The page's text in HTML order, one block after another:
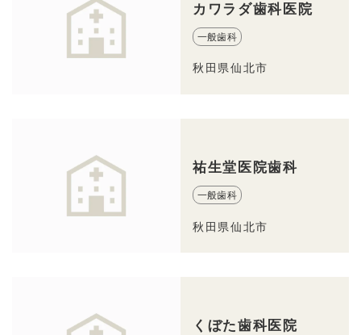
カワラダ歯科医院
一般歯科
秋田県仙北市
祐生堂医院歯科
一般歯科
秋田県仙北市
くぼた歯科医院